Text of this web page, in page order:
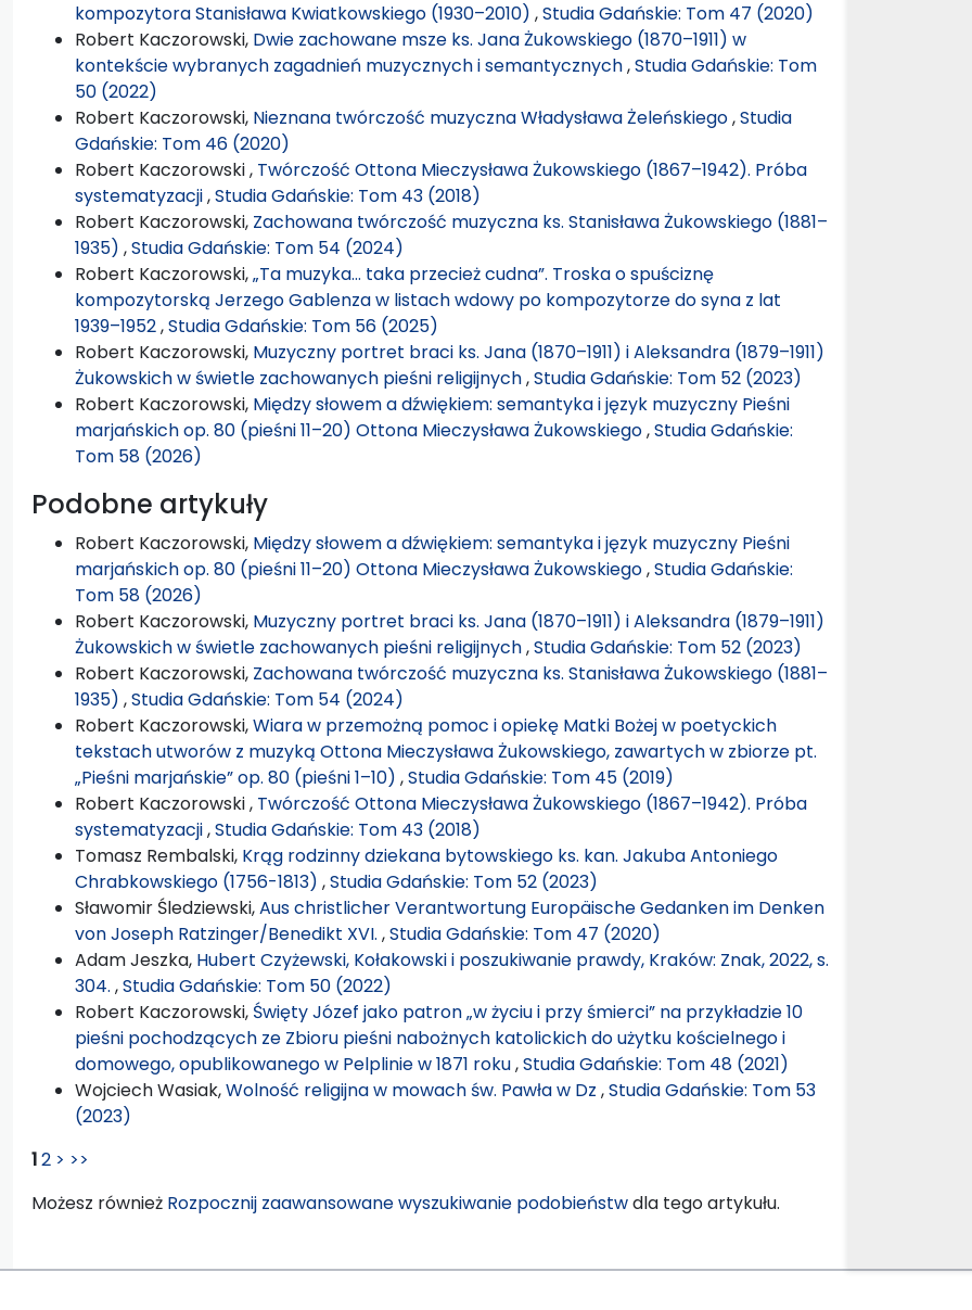
kompozytora Stanisława Kwiatkowskiego (1930–2010) ,Studia Gdańskie: Tom 47 (2020)
Robert Kaczorowski, Dwie zachowane msze ks. Jana Żukowskiego (1870–1911) w
kontekście wybranych zagadnień muzycznych i semantycznych,Studia Gdańskie: Tom
50 (2022)
Robert Kaczorowski, Nieznana twórczość muzyczna Władysława Żeleńskiego,Studia
Gdańskie: Tom 46 (2020)
Robert Kaczorowski , Twórczość Ottona Mieczysława Żukowskiego (1867–1942). Próba
systematyzacji,Studia Gdańskie: Tom 43 (2018)
Robert Kaczorowski, Zachowana twórczość muzyczna ks. Stanisława Żukowskiego (1881–
1935) ,Studia Gdańskie: Tom 54 (2024)
Robert Kaczorowski,„Ta muzyka… taka przecież cudna”. Troska o spuściznę
kompozytorską Jerzego Gablenza w listach wdowy po kompozytorze do syna z lat
1939–1952,Studia Gdańskie: Tom 56 (2025)
Robert Kaczorowski, Muzyczny portret braci ks. Jana (1870–1911) i Aleksandra (1879–1911)
Żukowskich w świetle zachowanych pieśni religijnych,Studia Gdańskie: Tom 52 (2023)
Robert Kaczorowski, Między słowem a dźwiękiem: semantyka i język muzyczny Pieśni
marjańskich op. 80 (pieśni 11–20) Ottona Mieczysława Żukowskiego,Studia Gdańskie:
Tom 58 (2026)
Podobne artykuły
Robert Kaczorowski, Między słowem a dźwiękiem: semantyka i język muzyczny Pieśni
marjańskich op. 80 (pieśni 11–20) Ottona Mieczysława Żukowskiego,Studia Gdańskie:
Tom 58 (2026)
Robert Kaczorowski, Muzyczny portret braci ks. Jana (1870–1911) i Aleksandra (1879–1911)
Żukowskich w świetle zachowanych pieśni religijnych,Studia Gdańskie: Tom 52 (2023)
Robert Kaczorowski, Zachowana twórczość muzyczna ks. Stanisława Żukowskiego (1881–
1935) ,Studia Gdańskie: Tom 54 (2024)
Robert Kaczorowski,Wiara w przemożną pomoc i opiekę Matki Bożej w poetyckich
tekstach utworów z muzyką Ottona Mieczysława Żukowskiego, zawartych w zbiorze pt.
„Pieśni marjańskie” op. 80 (pieśni 1–10) ,Studia Gdańskie: Tom 45 (2019)
Robert Kaczorowski , Twórczość Ottona Mieczysława Żukowskiego (1867–1942). Próba
systematyzacji,Studia Gdańskie: Tom 43 (2018)
Tomasz Rembalski, Krąg rodzinny dziekana bytowskiego ks. kan. Jakuba Antoniego
Chrabkowskiego (1756-1813) ,Studia Gdańskie: Tom 52 (2023)
Sławomir Śledziewski,Aus christlicher Verantwortung Europäische Gedanken im Denken
von Joseph Ratzinger/Benedikt XVI. ,Studia Gdańskie: Tom 47 (2020)
Adam Jeszka, Hubert Czyżewski, Kołakowski i poszukiwanie prawdy, Kraków: Znak, 2022, s.
304. ,Studia Gdańskie: Tom 50 (2022)
Robert Kaczorowski, Święty Józef jako patron „w życiu i przy śmierci” na przykładzie 10
pieśni pochodzących ze Zbioru pieśni nabożnych katolickich do użytku kościelnego i
domowego, opublikowanego w Pelplinie w 1871 roku,Studia Gdańskie: Tom 48 (2021)
Wojciech Wasiak,Wolność religijna w mowach św. Pawła w Dz ,Studia Gdańskie: Tom 53
(2023)
12 > >>
Możesz również Rozpocznij zaawansowane wyszukiwanie podobieństwdla tego artykułu.